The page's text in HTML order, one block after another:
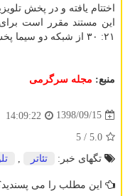
اختتام یافته و در پخش
۲۱: ۳۰ از شبكه دو سیما پخش شود.
منبع: مجله سرگرمی
1398/09/15
14:09:22
5.0
/ 5
تگهای خبر:
تئاتر
این مطلب را می